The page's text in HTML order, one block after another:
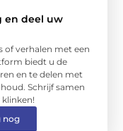
en deel uw
of verhalen met een
biedt u de
en te delen met
Schrijf samen
nog